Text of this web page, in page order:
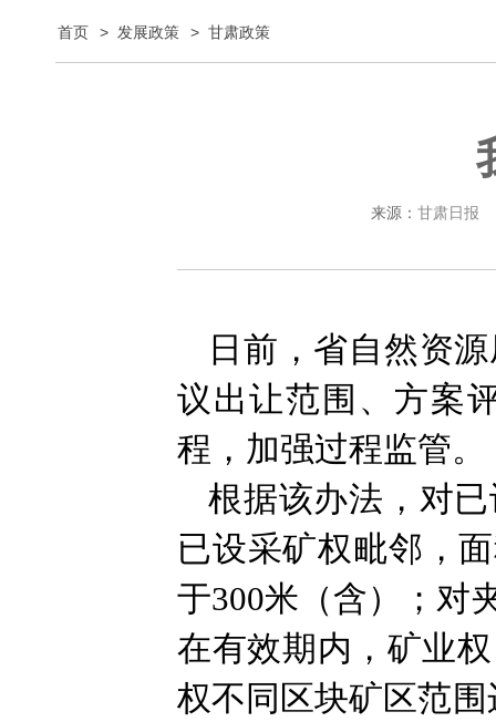
首页 > 发展政策 > 甘肃政策
来源： 甘肃日报
日前，省自然资
议出让范围、方案
程，加强过程监管。
根据该办法，对
已设采矿权毗邻，
于300米（含）；对
在有效期内，矿业
权不同区块矿区范